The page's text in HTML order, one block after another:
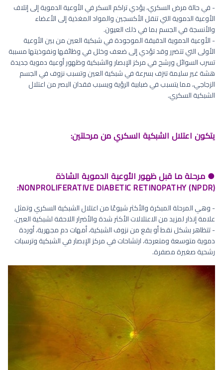
- في حالة مرض السكري، يؤدي تراكم السكر في الأوعية الدموية إلى إتلاف
الأوعية الدموية التي تنقل الأكسجين والمواد المغذية إلى الأعضاء
والأنسجة في الجسم بما في ذلك العيون.
- الأوعية الدموية الدقيقة الموجودة في شبكية العين من بين الأوعية
الأولى التي تتضرر وقد تؤدي إلى ضعف وخلل في وظائفها ونفوذيتها مسببة
تسرب السوائل ورشح في مركز الإبصار والشبكية وظهور أوعية دموية جديدة
هشة غير سليمة تنزف بسرعة في شبكية العين وتسبب نزوف في الجسم
الزجاجي، مما يتسبب في ضبابية الرؤية ويسبب فقدان البصر من اعتلال
الشبكية السكري.
يتكون اعتلال الشبكية السكري من مرحلتين:
● مرحلة ما قبل ظهور الأوعية الدموية الشاذة
NONPROLIFERATIVE DIABETIC RETINOPATHY (NPDR):
- وهي المرحلة المبكرة والأكثر شيوعًا من اعتلال الشبكية السكري وتمثل
علامة إنذار لمزيد من الاعتلالات الأكثر شدة والأضرار اللاحقة لشبكية العين.
- تتظاهر بشكل نقط أو بقع من نزوف الشبكية، أمهات دم مجهرية، أوردة
دموية متوسعة ومتعرجة، ارتشاحات في مركز الإبصار في الشبكية وترسبات
رشحية صغيرة مصفرة.